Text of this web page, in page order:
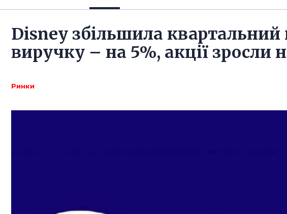
Disney збільшила квартальний
виручку – на 5%, акції зросли
Ринки